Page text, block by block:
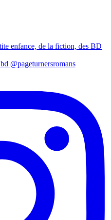
enfance, de la fiction, des BD
@pageturnersromans